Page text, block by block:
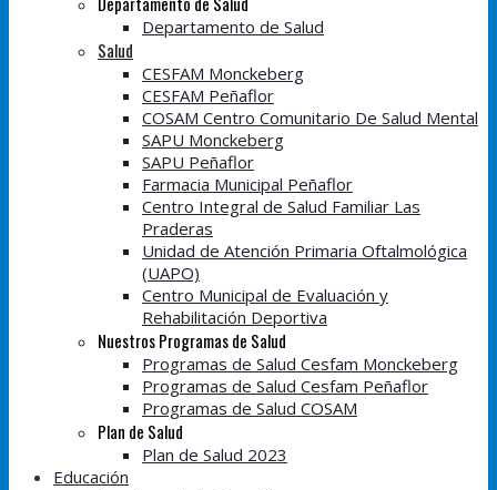
Departamento de Salud
Salud
CESFAM Monckeberg
CESFAM Peñaflor
COSAM Centro Comunitario De Salud Mental
SAPU Monckeberg
SAPU Peñaflor
Farmacia Municipal Peñaflor
Centro Integral de Salud Familiar Las
Praderas
Unidad de Atención Primaria Oftalmológica
(UAPO)
Centro Municipal de Evaluación y
Rehabilitación Deportiva
Nuestros Programas de Salud
Programas de Salud Cesfam Monckeberg
Programas de Salud Cesfam Peñaflor
Programas de Salud COSAM
Plan de Salud
Plan de Salud 2023
Educación